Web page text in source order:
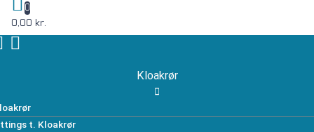
0
0,00 kr.
Kloakrør
t. Kloakrør